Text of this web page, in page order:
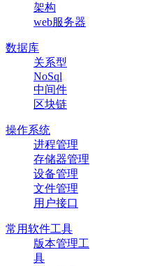
架构
web服务器
数据库
关系型
NoSql
中间件
区块链
操作系统
进程管理
存储器管理
设备管理
文件管理
用户接口
常用软件工具
版本管理工
具